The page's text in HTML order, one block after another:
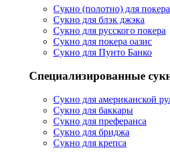
Сукно (полотно) для покера
Сукно для блэк джэка
Сукно для русского покера
Сукно для покера оазис
Сукно для Пунто Банко
Специализированные
Сукно для американской
Сукно для баккары
Сукно для преферанса
Сукно для бриджа
Сукно для крепса